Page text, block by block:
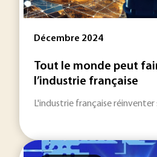
Décembre 2024
Tout le monde peut
l’industrie française
L'industrie française